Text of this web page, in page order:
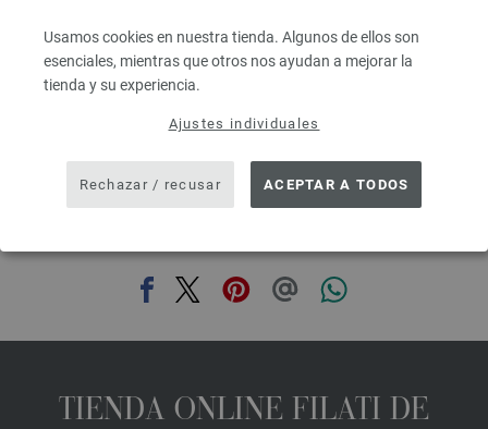
Usamos cookies en nuestra tienda. Algunos de ellos son
esenciales, mientras que otros nos ayudan a mejorar la
tienda y su experiencia.
Ajustes individuales
Rechazar / recusar ACEPTAR A TODOS
5,46 €
6,38 $
IVA no incluido, más gastos de envío, Precio base: 109,20 € / kg
TIENDA ONLINE FILATI DE